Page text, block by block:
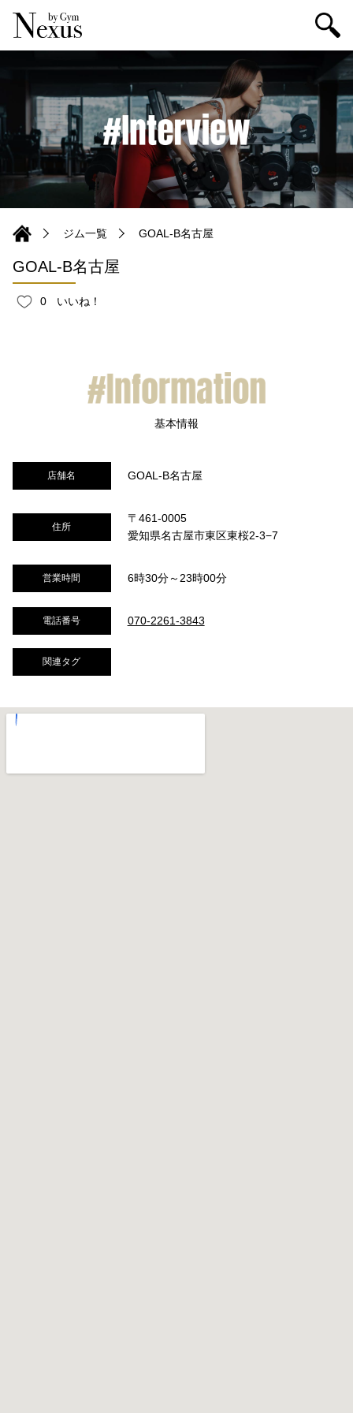
ジム一覧 GOAL-B名古屋
GOAL-B名古屋
0 いいね！
店舗名 GOAL-B名古屋
住所
〒461-0005
愛知県名古屋市東区東桜2-3−7
営業時間 6時30分～23時00分
電話番号 070-2261-3843
関連タグ